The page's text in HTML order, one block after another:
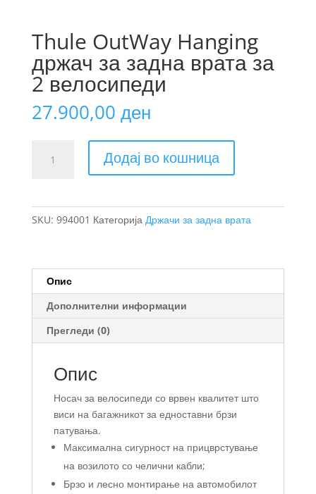
Thule OutWay Hanging
држач за задна врата за
2 велосипеди
27.900,00 ден
OutWay
велосипеди
количина
Додај во кошница
SKU: 994001 Категорија Држачи за задна врата
Опис
Дополнителни информации
Прегледи (0)
Опис
Носач за велосипеди со врвен квалитет што
виси на багажникот за едноставни брзи
патувања.
Максимална сигурност на прицврстување
на возилото со челични кабли;
Брзо и лесно монтирање на автомобилот